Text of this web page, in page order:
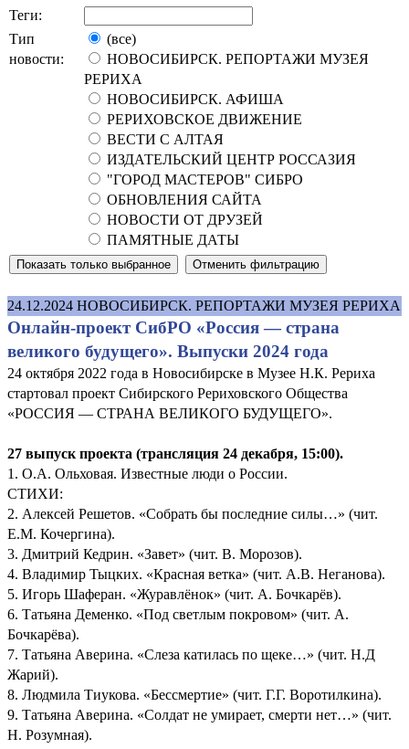
Теги:
Тип
новости:
(все)
НОВОСИБИРСК. РЕПОРТАЖИ МУЗЕЯ
РЕРИХА
НОВОСИБИРСК. АФИША
РЕРИХОВСКОЕ ДВИЖЕНИЕ
ВЕСТИ С АЛТАЯ
ИЗДАТЕЛЬСКИЙ ЦЕНТР РОССАЗИЯ
"ГОРОД МАСТЕРОВ" СИБРО
ОБНОВЛЕНИЯ САЙТА
НОВОСТИ ОТ ДРУЗЕЙ
ПАМЯТНЫЕ ДАТЫ
24.12.2024 НОВОСИБИРСК. РЕПОРТАЖИ МУЗЕЯ РЕРИХА
Онлайн-проект СибРО «Россия — страна
великого будущего». Выпуски 2024 года
24 октября 2022 года в Новосибирске в Музее Н.К. Рериха
стартовал проект Сибирского Рериховского Общества
«РОССИЯ — СТРАНА ВЕЛИКОГО БУДУЩЕГО».
27 выпуск проекта (трансляция 24 декабря, 15:00).
1. О.А. Ольховая. Известные люди о России.
СТИХИ:
2. Алексей Решетов. «Собрать бы последние силы…» (чит.
Е.М. Кочергина).
3. Дмитрий Кедрин. «Завет» (чит. В. Морозов).
4. Владимир Тыцких. «Красная ветка» (чит. А.В. Неганова).
5. Игорь Шаферан. «Журавлёнок» (чит. А. Бочкарёв).
6. Татьяна Деменко. «Под светлым покровом» (чит. А.
Бочкарёва).
7. Татьяна Аверина. «Слеза катилась по щеке…» (чит. Н.Д
Жарий).
8. Людмила Тиукова. «Бессмертие» (чит. Г.Г. Воротилкина).
9. Татьяна Аверина. «Солдат не умирает, смерти нет…» (чит.
Н. Розумная).